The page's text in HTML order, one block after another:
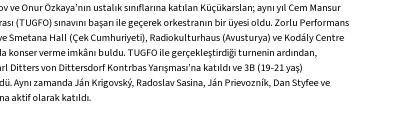
Onur Özkaya’nın ustalık sınıflarına katılan Küçükarslan; aynı yıl Cem Mansur
(TUGFO) sınavını başarı ile geçerek orkestranın bir üyesi oldu. Zorlu Performans
Smetana Hall (Çek Cumhuriyeti), Radiokulturhaus (Avusturya) ve Kodály Centre
verme imkânı buldu. TUGFO ile gerçekleştirdiği turnenin ardından,
Ditters von Dittersdorf Kontrbas Yarışması’na katıldı ve 3B (19-21 yaş)
zamanda Ján Krigovský, Radoslav Sasina, Ján Prievozník, Dan Styfee ve
aktif olarak katıldı.